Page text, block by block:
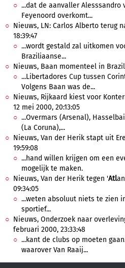
...dat de aanvaller Alesssandro
Feyenoord overkomt...
Nieuws, LN: Carlos Alberto terug
18:39:47
...wordt gestald zal uitkomen
Braziliaanse...
Nieuws, Baan momenteel in
...Libertadores Cup tussen
Volgens Baan was de...
Nieuws, Rijkaard kiest voor
12 mei 2000, 20:13:05
...Overmars (Arsenal),
(La Coruna),...
Nieuws, Van der Herik stapt uit
19:59:08
...hand willen krijgen om een
mogelijk te maken.
Nieuws, Van der Herik tegen 'Atl
09:34:05
...weten absoluut niets te zien
sportief...
Nieuws, Onderzoek naar
februari 2000, 23:33:48
...kant de clubs op moeten
waarover Van Raaij...